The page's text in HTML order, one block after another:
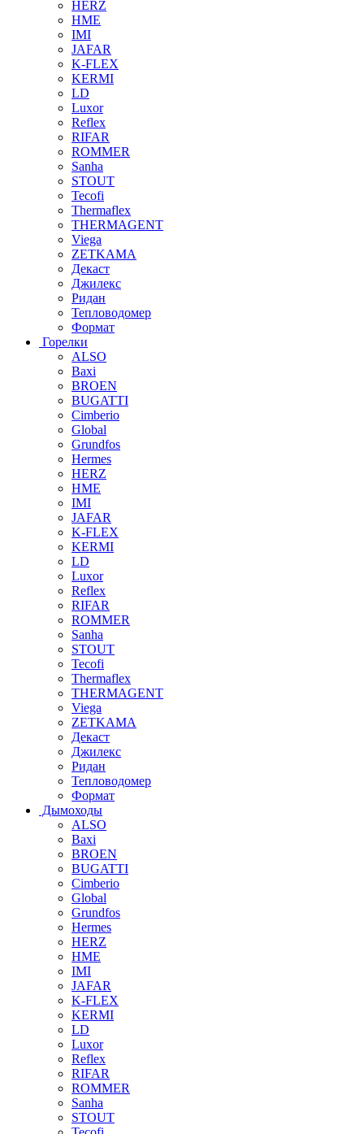
HERZ
HME
IMI
JAFAR
K-FLEX
KERMI
LD
Luxor
Reflex
RIFAR
ROMMER
Sanha
STOUT
Tecofi
Thermaflex
THERMAGENT
Viega
ZETKAMA
Декаст
Джилекс
Ридан
Тепловодомер
Формат
Горелки
ALSO
Baxi
BROEN
BUGATTI
Cimberio
Global
Grundfos
Hermes
HERZ
HME
IMI
JAFAR
K-FLEX
KERMI
LD
Luxor
Reflex
RIFAR
ROMMER
Sanha
STOUT
Tecofi
Thermaflex
THERMAGENT
Viega
ZETKAMA
Декаст
Джилекс
Ридан
Тепловодомер
Формат
Дымоходы
ALSO
Baxi
BROEN
BUGATTI
Cimberio
Global
Grundfos
Hermes
HERZ
HME
IMI
JAFAR
K-FLEX
KERMI
LD
Luxor
Reflex
RIFAR
ROMMER
Sanha
STOUT